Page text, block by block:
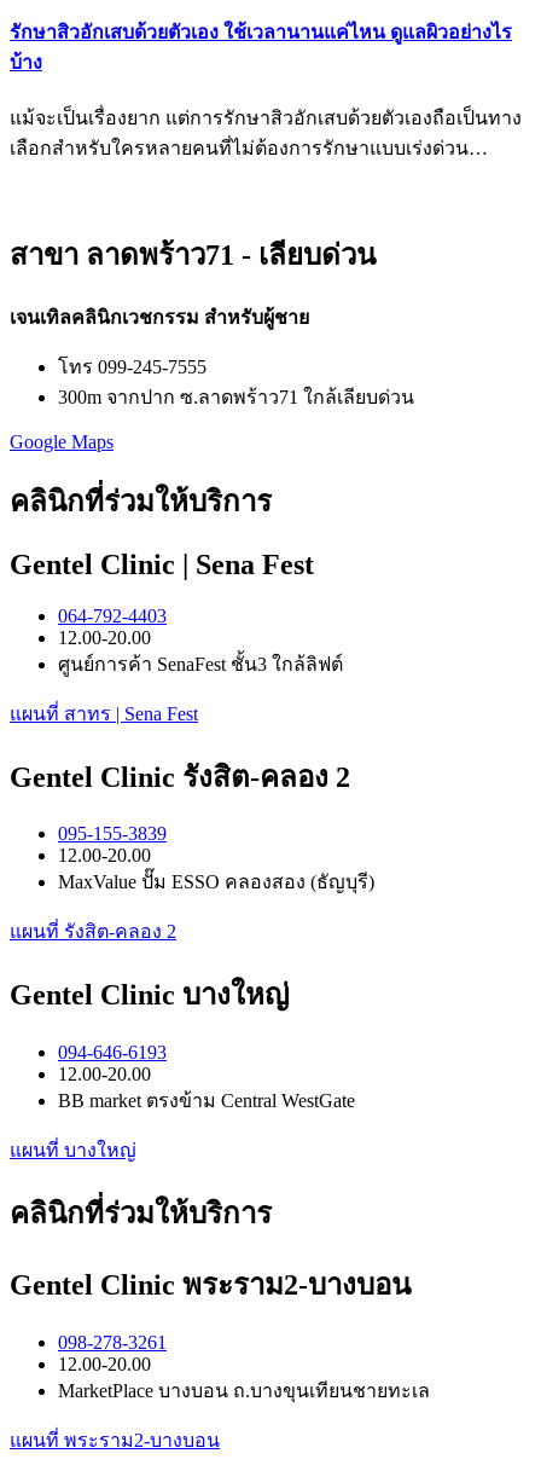
รักษาสิวอักเสบด้วยตัวเอง ใช้เวลานานแค่ไหน ดูแลผิวอย่างไร
บ้าง
แม้จะเป็นเรื่องยาก แต่การรักษาสิวอักเสบด้วยตัวเองถือเป็นทาง
เลือกสำหรับใครหลายคนที่ไม่ต้องการรักษาแบบเร่งด่วน…
สาขา ลาดพร้าว71 - เลียบด่วน
เจนเทิลคลินิกเวชกรรม สำหรับผู้ชาย
โทร 099-245-7555
300m จากปาก ซ.ลาดพร้าว71 ใกล้เลียบด่วน
Google Maps
คลินิกที่ร่วมให้บริการ
Gentel Clinic | Sena Fest
064-792-4403
12.00-20.00
ศูนย์การค้า SenaFest ชั้น3 ใกล้ลิฟต์
แผนที่ สาทร | Sena Fest
Gentel Clinic รังสิต-คลอง 2
095-155-3839
12.00-20.00
MaxValue ปั๊ม ESSO คลองสอง (ธัญบุรี)
แผนที่ รังสิต-คลอง 2
Gentel Clinic บางใหญ่
094-646-6193
12.00-20.00
BB market ตรงข้าม Central WestGate
แผนที่ บางใหญ่
คลินิกที่ร่วมให้บริการ
Gentel Clinic พระราม2-บางบอน
098-278-3261
12.00-20.00
MarketPlace บางบอน ถ.บางขุนเทียนชายทะเล
แผนที่ พระราม2-บางบอน